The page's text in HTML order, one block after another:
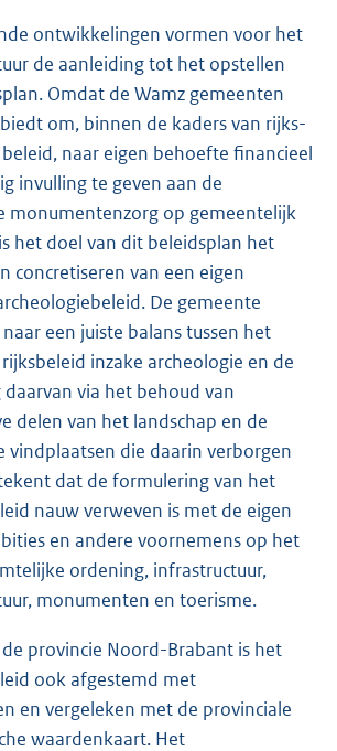
ontwikkelingen vormen voor het
de aanleiding tot het opstellen
Omdat de Wamz gemeenten
om, binnen de kaders van rijks-
naar eigen behoefte financieel
invulling te geven aan de
monumentenzorg op gemeentelijk
het doel van dit beleidsplan het
concretiseren van een eigen
De gemeente
een juiste balans tussen het
inzake archeologie en de
via het behoud van
delen van het landschap en de
vindplaatsen die daarin verborgen
dat de formulering van het
nauw verweven is met de eigen
en andere voornemens op het
ordening, infrastructuur,
monumenten en toerisme.
de provincie Noord-Brabant is het
ook afgestemd met
en vergeleken met de provinciale
waardenkaart. Het